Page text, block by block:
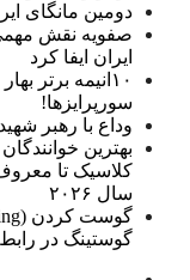
دومین مانگای
صفویه نقش
ایران ایفا کرد
سورپرایزها!
وداع با رهبر
بهترین
کلاسیک تا
سال ۲۰۲۶
گوستینگ در